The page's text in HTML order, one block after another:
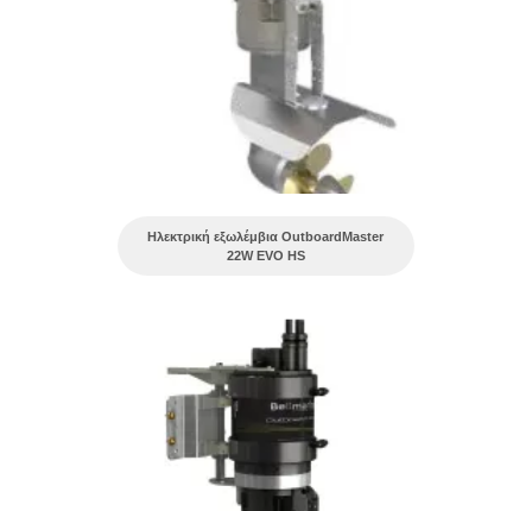
Ηλεκτρική εξωλέμβια OutboardMaster
22W EVO HS